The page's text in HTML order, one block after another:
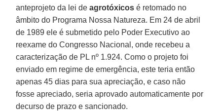
anteprojeto da lei deagrotóxicos é retomado no
âmbito do Programa Nossa Natureza. Em 24 de abril
de 1989 ele é submetido pelo Poder Executivo ao
reexame do Congresso Nacional, onde recebeu a
caracterização de PL nº 1.924. Como o projeto foi
enviado em regime de emergência, este teria então
apenas 45 dias para sua apreciação, e caso não
fosse apreciado, seria aprovado automaticamente por
decurso de prazo e sancionado.